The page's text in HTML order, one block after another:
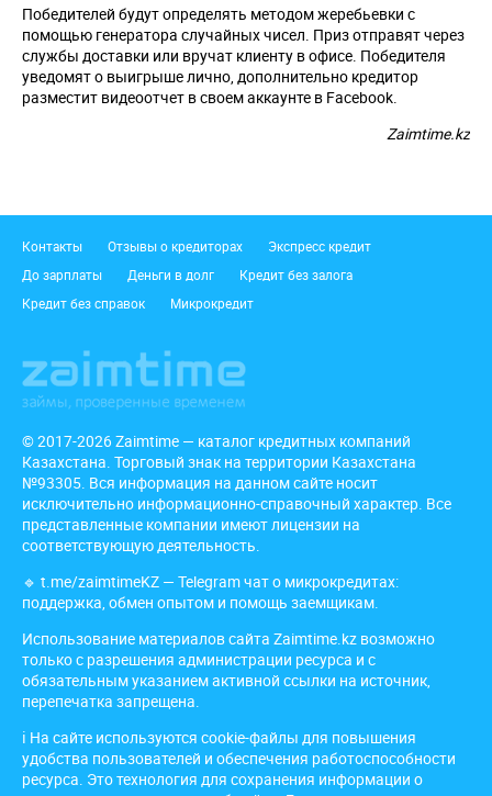
Победителей будут определять методом жеребьевки с
помощью генератора случайных чисел. Приз отправят через
службы доставки или вручат клиенту в офисе. Победителя
уведомят о выигрыше лично, дополнительно кредитор
разместит видеоотчет в своем аккаунте в Facebook.
Zaimtime.kz
Подвал
Контакты Отзывы о кредиторах
Экспресс кредит
До зарплаты
Деньги в долг
Кредит без залога
Кредит без справок
Микрокредит
© 2017-2026 Zaimtime — каталог кредитных компаний
Казахстана. Торговый знак на территории Казахстана
№93305. Вся информация на данном сайте носит
исключительно информационно-справочный характер. Все
представленные компании имеют лицензии на
соответствующую деятельность.
🔹 t.me/zaimtimeKZ — Telegram чат о микрокредитах:
поддержка, обмен опытом и помощь заемщикам.
Использование материалов сайта Zaimtime.kz возможно
только с разрешения администрации ресурса и с
обязательным указанием активной ссылки на источник,
перепечатка запрещена.
ℹ️ На сайте используются cookie-файлы для повышения
удобства пользователей и обеспечения работоспособности
ресурса. Это технология для сохранения информации о